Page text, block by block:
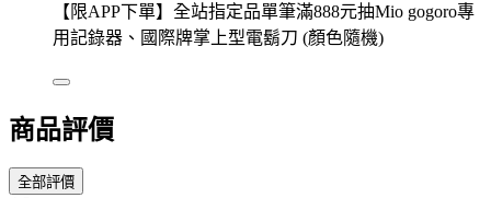
【限APP下單】全站指定品單筆滿888元抽Mio gogoro專
用記錄器、國際牌掌上型電鬍刀 (顏色隨機)
商品評價
全部評價